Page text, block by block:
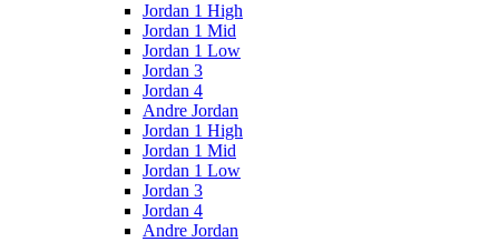
Jordan 1 High
Jordan 1 Mid
Jordan 1 Low
Jordan 3
Jordan 4
Andre Jordan
Jordan 1 High
Jordan 1 Mid
Jordan 1 Low
Jordan 3
Jordan 4
Andre Jordan